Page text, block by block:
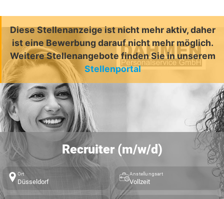
Diese Stellenanzeige ist nicht mehr aktiv, daher
ist eine Bewerbung darauf nicht mehr möglich.
Weitere Stellenangebote finden Sie in unserem
Stellenportal
Recruiter (m/w/d)
Ort
Düsseldorf
Anstellungsart
Vollzeit